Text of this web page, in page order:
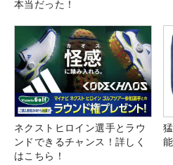
本当だった！
ネクストヒロイン選手とラウ
ンドできるチャンス！詳しく
はこちら！